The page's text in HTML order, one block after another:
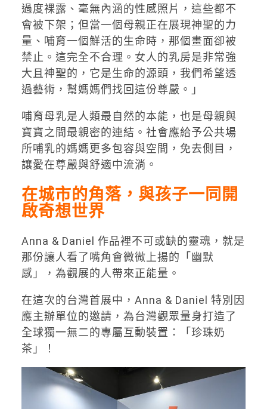
過度裸露、毫無內涵的性感照片，這些都不
會被下架；但當一個母親正在展現神聖的力
量、哺育一個鮮活的生命時，那個畫面卻被
禁止。這完全不合理。女人的乳房是非常強
大且神聖的，它是生命的源頭，我們希望透
過藝術，幫媽媽們找回這份尊嚴。」
哺育母乳是人類最自然的本能，也是母親與
寶寶之間最親密的連結。社會應給予公共場
所哺乳的媽媽更多包容與空間，免去側目，
讓愛在尊嚴與舒適中流淌。
在城市的角落，與孩子一同開
啟奇想世界
Anna & Daniel 作品裡不可或缺的靈魂，就是
那份讓人看了嘴角會微微上揚的「幽默
感」，為觀展的人帶來正能量。
在這次的台灣首展中，Anna & Daniel 特別因
應主辦單位的邀請，為台灣觀眾量身打造了
全球獨一無二的專屬互動裝置：「珍珠奶
茶」！